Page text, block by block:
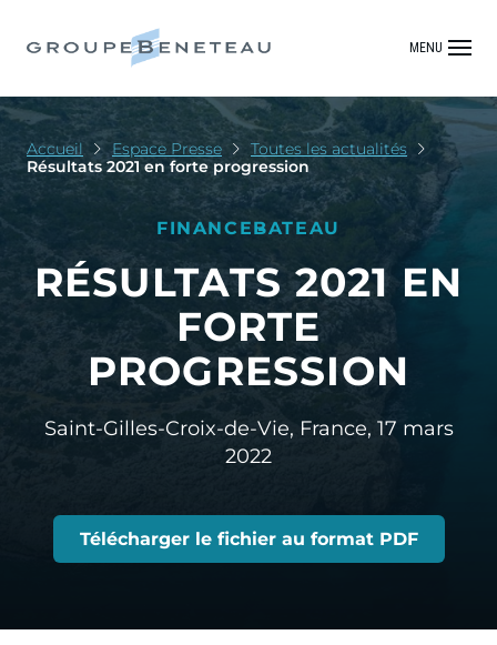
MENU
Accueil Espace Presse
Toutes les actualités
Résultats 2021 en forte progression
FINANCEBATEAU
RÉSULTATS 2021 EN
FORTE
PROGRESSION
Saint-Gilles-Croix-de-Vie, France, 17 mars
2022
Télécharger le fichier au format PDF